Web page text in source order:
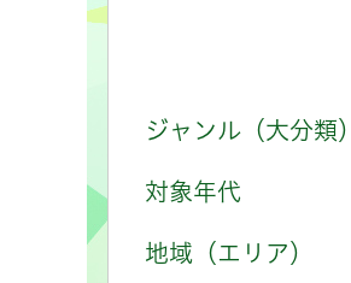
ジャンル（大分類）
対象年代
地域（エリア）